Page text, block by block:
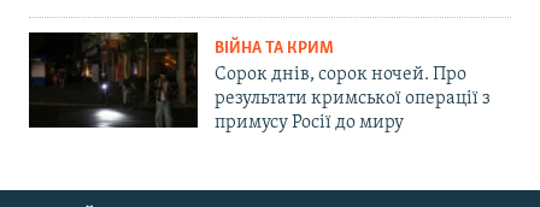
ВІЙНА ТА КРИМ
Сорок днів, сорок ночей. Про
результати кримської операції з
примусу Росії до миру